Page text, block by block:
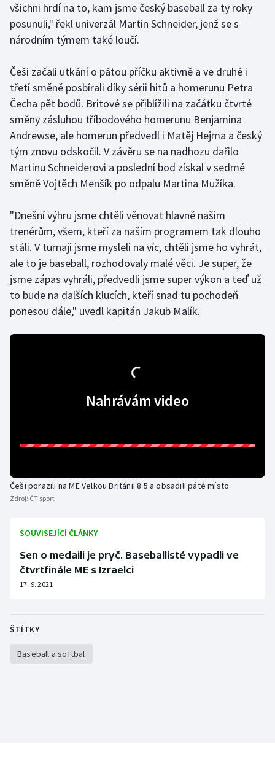
Gymnastika
Házená
Jezdectví
Judo
Krasobruslení
Lezení
Lyže a snowboard
Moderní pětiboj
Motorsport
Olympijské hry
Parasport
Plavání
Short track
Triatlon
Vodní slalom
Volejbal
všichni hrdí na to, kam jsme český baseball za ty roky
posunuli," řekl univerzál Martin Schneider, jenž se s
národním týmem také loučí.
Češi začali utkání o pátou příčku aktivně a ve druhé i
třetí směně posbírali díky sérii hitů a homerunu Petra
Čecha pět bodů. Britové se přiblížili na začátku čtvrté
směny zásluhou tříbodového homerunu Benjamina
Andrewse, ale homerun předvedl i Matěj Hejma a český
tým znovu odskočil. V závěru se na nadhozu dařilo
Martinu Schneiderovi a poslední bod získal v sedmé
směně Vojtěch Menšík po odpalu Martina Mužíka.
"Dnešní výhru jsme chtěli věnovat hlavně našim
trenérům, všem, kteří za naším programem tak dlouho
stáli. V turnaji jsme mysleli na víc, chtěli jsme ho vyhrát,
ale to je baseball, rozhodovaly malé věci. Je super, že
jsme zápas vyhráli, předvedli jsme super výkon a teď už
to bude na dalších klucích, kteří snad tu pochodeň
ponesou dále," uvedl kapitán Jakub Malík.
Nahrávám video
Češi porazili na ME Velkou Británii 8:5 a obsadili páté místo
Zdroj: ČT sport
SOUVISEJÍCÍ ČLÁNKY
Sen o medaili je pryč. Baseballisté vypadli ve
čtvrtfinále ME s Izraelci
17. 9. 2021
ŠTÍTKY
Baseball a softbal